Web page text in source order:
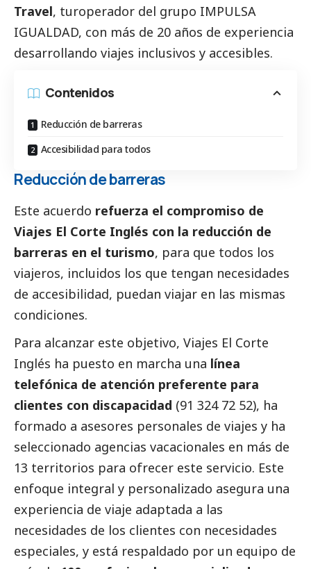
Travel, turoperador del grupo IMPULSA
IGUALDAD, con más de 20 años de experiencia
desarrollando viajes inclusivos y accesibles.
Contenidos
Reducción de barreras
Accesibilidad para todos
Reducción de barreras
Este acuerdo refuerza el compromiso de
Viajes El Corte Inglés con la reducción de
barreras en el turismo, para que todos los
viajeros, incluidos los que tengan necesidades
de accesibilidad, puedan viajar en las mismas
condiciones.
Para alcanzar este objetivo, Viajes El Corte
Inglés ha puesto en marcha una línea
telefónica de atención preferente para
clientes con discapacidad (91 324 72 52), ha
formado a asesores personales de viajes y ha
seleccionado agencias vacacionales en más de
13 territorios para ofrecer este servicio. Este
enfoque integral y personalizado asegura una
experiencia de viaje adaptada a las
necesidades de los clientes con necesidades
especiales, y está respaldado por un equipo de